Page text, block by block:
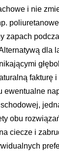
i nie
zapach
dla
fakturę
ewentualne
obu
ciecze i